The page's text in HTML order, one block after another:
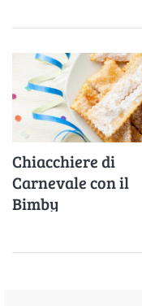
Chiacchiere di
Carnevale con il
Bimby